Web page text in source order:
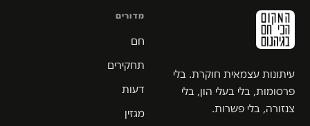
עיתונות עצמאית חוקרת. בלי
פרסומות, בלי בעלי הון, בלי
צנזורה, בלי פשרות.
מדורים
חם
תחקירים
דעות
מגזין